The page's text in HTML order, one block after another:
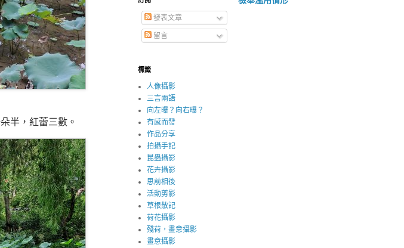
半，紅蕾三數。
發表文章
留言
標籤
人像攝影
三言兩語
向左曝？向右曝？
有感而發
作品分享
拍攝手記
昆蟲攝影
花卉攝影
思前相後
活動剪影
草根散記
荷花攝影
殘荷，畫意攝影
畫意攝影